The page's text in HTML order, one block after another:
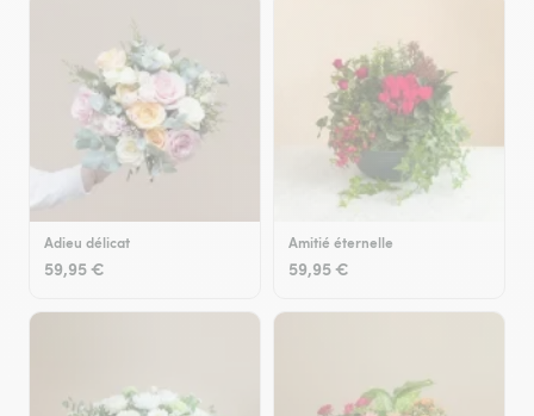
Adieu délicat
59,95 €
Amitié éternelle
59,95 €